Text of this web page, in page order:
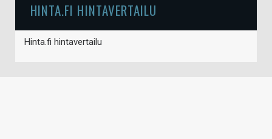
HINTA.FI HINTAVERTAILU
Hinta.fi hintavertailu